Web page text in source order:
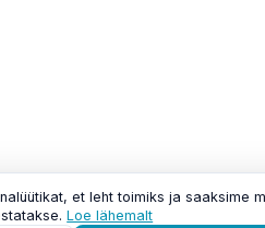
et leht toimiks ja saaksime
Loe lähemalt